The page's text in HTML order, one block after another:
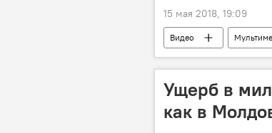
15 мая 2018, 19:09
Видео
строительство
Ущерб в
как в